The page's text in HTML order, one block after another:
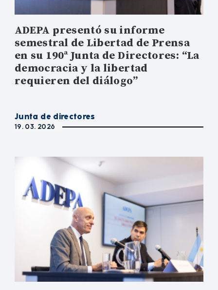
ADEPA presentó su informe
semestral de Libertad de Prensa
en su 190ª Junta de Directores: “La
democracia y la libertad
requieren del diálogo”
Junta de directores
19. 03. 2026